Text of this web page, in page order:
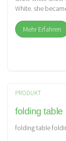
White. she
Mehr Erfahren
PRODUKT
folding table
folding table